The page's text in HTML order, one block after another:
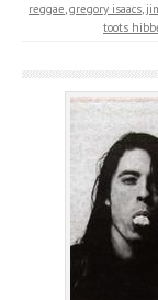
reggae,gregory isaacs,
toots